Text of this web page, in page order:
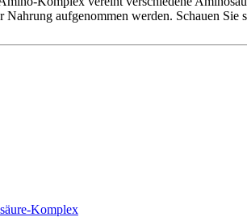
aufgenommen werden. Schauen
Komplex